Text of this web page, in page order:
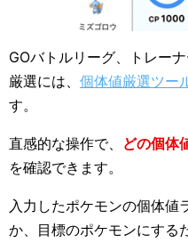
GOバトルリーグ、トレー
厳選には、 個体値厳選ツー
す。
直感的な操作で、 どの個体
を確認できます。
入力したポケモンの個体値
か、目標のポケモンにする